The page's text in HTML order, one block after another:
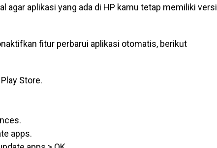
agar aplikasi yang ada di HP kamu tetap memiliki versi
fitur perbarui aplikasi otomatis, berikut
Store.
apps.